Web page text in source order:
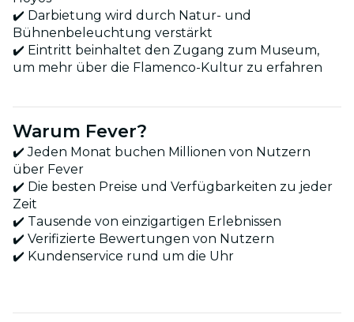
✔️ Darbietung wird durch Natur- und
Bühnenbeleuchtung verstärkt
✔️ Eintritt beinhaltet den Zugang zum Museum,
um mehr über die Flamenco-Kultur zu erfahren
Warum Fever?
✔️ Jeden Monat buchen Millionen von Nutzern
über Fever
✔️ Die besten Preise und Verfügbarkeiten zu jeder
Zeit
✔️ Tausende von einzigartigen Erlebnissen
✔️ Verifizierte Bewertungen von Nutzern
✔️ Kundenservice rund um die Uhr